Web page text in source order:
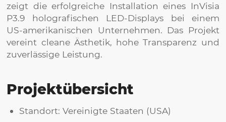
zeigt die erfolgreiche Installation eines InVisia
P3.9 holografischen LED-Displays bei einem
US-amerikanischen Unternehmen. Das Projekt
vereint cleane Ästhetik, hohe Transparenz und
zuverlässige Leistung.
Projektübersicht
Standort: Vereinigte Staaten (USA)